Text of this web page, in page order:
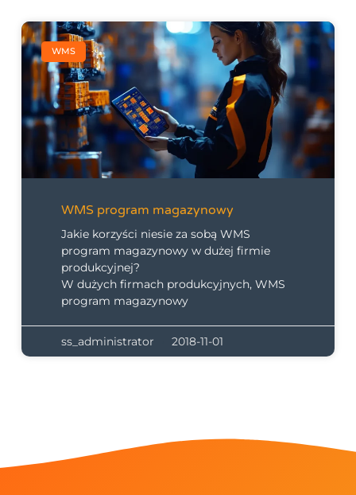
WMS
WMS program magazynowy
Jakie korzyści niesie za sobą WMS
program magazynowy w dużej firmie
produkcyjnej?
W dużych firmach produkcyjnych, WMS
program magazynowy
ss_administrator 2018-11-01